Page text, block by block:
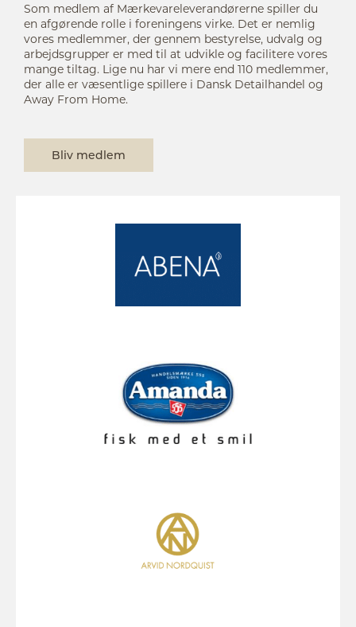
Som medlem af Mærkevareleverandørerne spiller du
en afgørende rolle i foreningens virke. Det er nemlig
vores medlemmer, der gennem bestyrelse, udvalg og
arbejdsgrupper er med til at udvikle og facilitere vores
mange tiltag. Lige nu har vi mere end 110 medlemmer,
der alle er væsentlige spillere i Dansk Detailhandel og
Away From Home.
Bliv medlem